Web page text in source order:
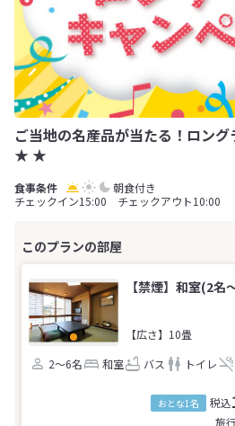
ご当地の名産品が当たる！ロン
★ ★
朝食付き
チェックイン15:00 チェックアウト10:00
【禁煙】和室(2名
【広さ】10畳
2～6名
和室 バス トイレ
おとな1名 税込
旅